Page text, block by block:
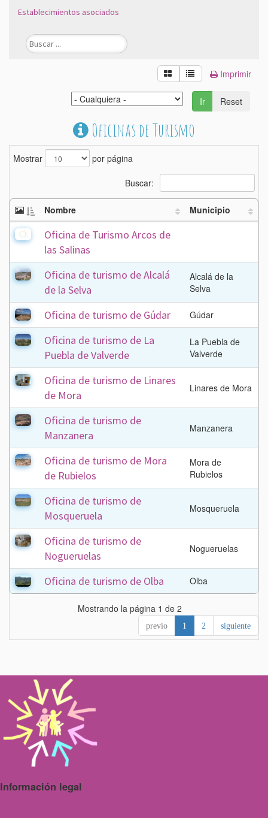
Establecimientos asociados
Imprimir
Ir Reset
Oficinas de Turismo
Mostrar por página
Buscar:
Nombre Municipio
Oficina de Turismo Arcos de
las Salinas
Oficina de turismo de Alcalá
de la Selva
Alcalá de la
Selva
Oficina de turismo de Gúdar Gúdar
Oficina de turismo de La
Puebla de Valverde
La Puebla de
Valverde
Oficina de turismo de Linares
de Mora
Linares de Mora
Oficina de turismo de
Manzanera
Manzanera
Oficina de turismo de Mora
de Rubielos
Mora de
Rubielos
Oficina de turismo de
Mosqueruela
Mosqueruela
Oficina de turismo de
Nogueruelas
Nogueruelas
Oficina de turismo de Olba Olba
Mostrando la página 1 de 2
previo 1 2 siguiente
Información legal